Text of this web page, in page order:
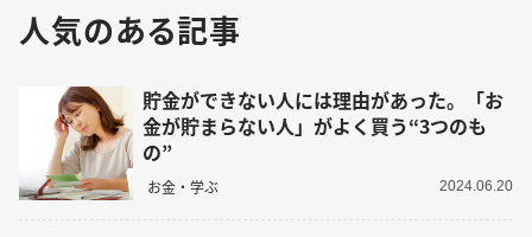
人気のある記事
貯金ができない人には理由があった。「お
金が貯まらない人」がよく買う“3つのも
の”
お金・学ぶ 2024.06.20